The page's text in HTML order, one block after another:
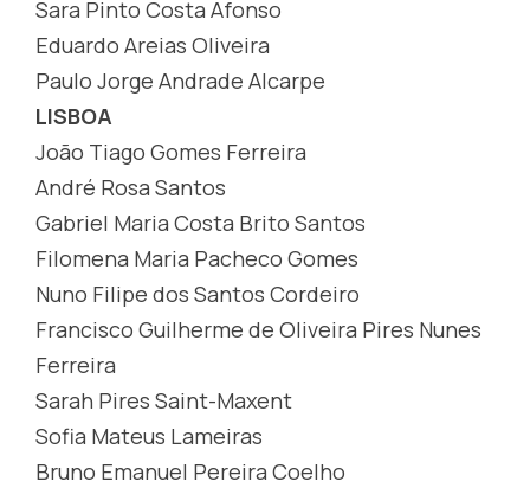
Sara Pinto Costa Afonso
Eduardo Areias Oliveira
Paulo Jorge Andrade Alcarpe
LISBOA
João Tiago Gomes Ferreira
André Rosa Santos
Gabriel Maria Costa Brito Santos
Filomena Maria Pacheco Gomes
Nuno Filipe dos Santos Cordeiro
Francisco Guilherme de Oliveira Pires Nunes
Ferreira
Sarah Pires Saint-Maxent
Sofia Mateus Lameiras
Bruno Emanuel Pereira Coelho